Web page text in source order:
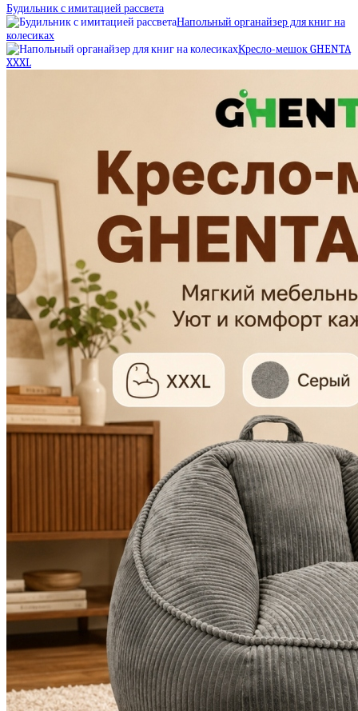
Будильник с имитацией рассвета
Напольный органайзер для книг на
колесиках
Кресло-мешок GHENTA
XXXL